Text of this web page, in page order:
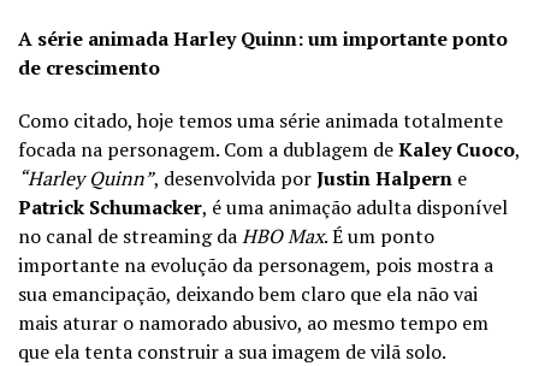
A série animada Harley Quinn: um importante ponto
de crescimento
Como citado, hoje temos uma série animada totalmente
focada na personagem. Com a dublagem deKaley Cuoco,
“Harley Quinn”, desenvolvida porJustin Halpern e
Patrick Schumacker, é uma animação adulta disponível
no canal de streaming daHBO Max. É um ponto
importante na evolução da personagem, pois mostra a
sua emancipação, deixando bem claro que ela não vai
mais aturar o namorado abusivo, ao mesmo tempo em
que ela tenta construir a sua imagem de vilã solo.